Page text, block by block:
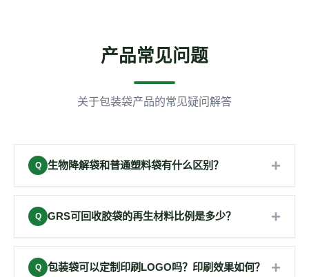
产品常见问题
关于包装袋产品的常见疑问解答
Q 生物降解袋和普通塑料袋有什么区别？ +
生物降解袋采用PLA+PBAT生物基材质，可在堆肥条
件下被微生物完全分解为水和二氧化碳，不产生微塑
解需要数百年。瑞丰包装的生物降解袋通过EN13432
认证，180天内降解率可达90%以上。
Q GRS可回收胶袋的再生材料比例是多少？ +
久信达包装的GRS认证可回收胶袋再生材料占比
≥50%，部分产品可达80%以上。所有再生材料均经过
Q 包装袋可以定制印刷LOGO吗？印刷效果如何？ +